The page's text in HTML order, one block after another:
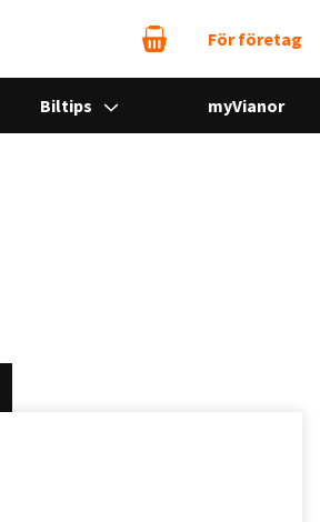
För företag
Biltips myVianor